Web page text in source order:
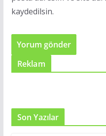
kaydedilsin.
Reklam
Son Yazılar